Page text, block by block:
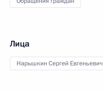
Лица
Нарышкин Сергей Евгеньевич